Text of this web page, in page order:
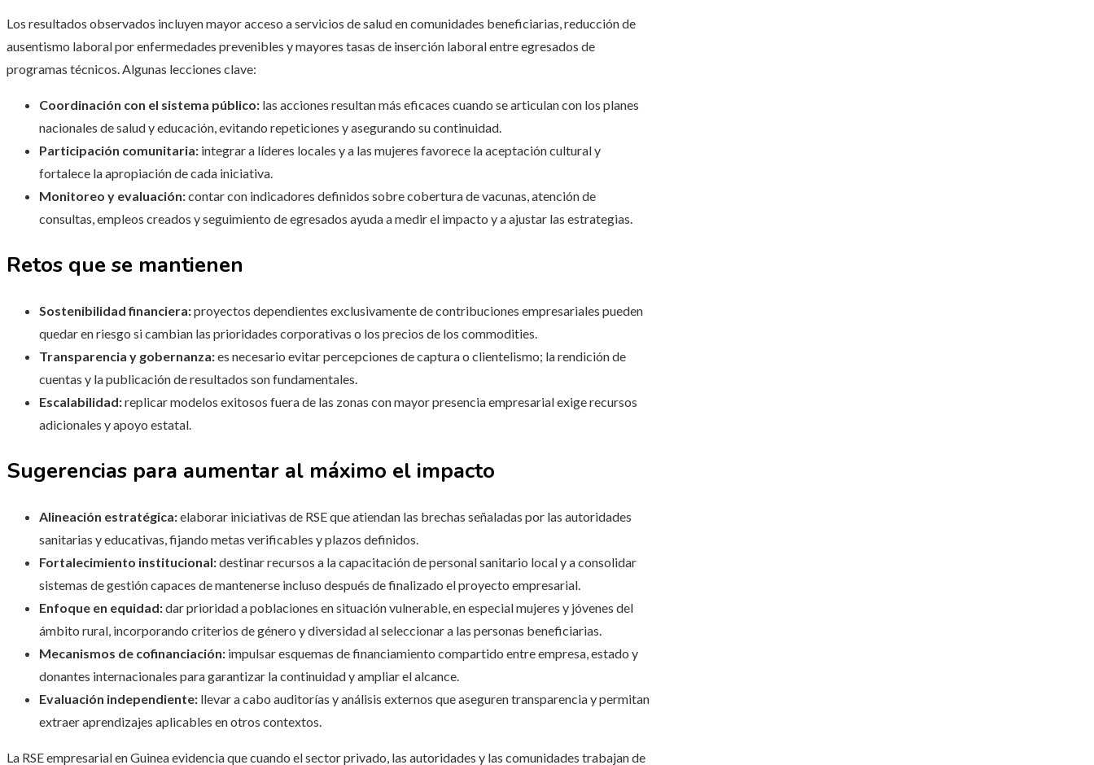
Los resultados observados incluyen mayor acceso a servicios de salud en comunidades beneficiarias, reducción de
ausentismo laboral por enfermedades prevenibles y mayores tasas de inserción laboral entre egresados de
programas técnicos. Algunas lecciones clave:
Coordinación con el sistema público: las acciones resultan más eficaces cuando se articulan con los planes
nacionales de salud y educación, evitando repeticiones y asegurando su continuidad.
Participación comunitaria: integrar a líderes locales y a las mujeres favorece la aceptación cultural y
fortalece la apropiación de cada iniciativa.
Monitoreo y evaluación:contar con indicadores definidos sobre cobertura de vacunas, atención de
consultas, empleos creados y seguimiento de egresados ayuda a medir el impacto y a ajustar las estrategias.
Retos que se mantienen
Sostenibilidad financiera:proyectos dependientes exclusivamente de contribuciones empresariales pueden
quedar en riesgo si cambian las prioridades corporativas o los precios de los commodities.
Transparencia y gobernanza:es necesario evitar percepciones de captura o clientelismo; la rendición de
cuentas y la publicación de resultados son fundamentales.
Escalabilidad:replicar modelos exitosos fuera de las zonas con mayor presencia empresarial exige recursos
adicionales y apoyo estatal.
Sugerencias para aumentar al máximo el impacto
Alineación estratégica:elaborar iniciativas de RSE que atiendan las brechas señaladas por las autoridades
sanitarias y educativas, fijando metas verificables y plazos definidos.
Fortalecimiento institucional:destinar recursos a la capacitación de personal sanitario local y a consolidar
sistemas de gestión capaces de mantenerse incluso después de finalizado el proyecto empresarial.
Enfoque en equidad:dar prioridad a poblaciones en situación vulnerable, en especial mujeres y jóvenes del
ámbito rural, incorporando criterios de género y diversidad al seleccionar a las personas beneficiarias.
Mecanismos de cofinanciación: impulsar esquemas de financiamiento compartido entre empresa, estado y
donantes internacionales para garantizar la continuidad y ampliar el alcance.
Evaluación independiente: llevar a cabo auditorías y análisis externos que aseguren transparencia y permitan
extraer aprendizajes aplicables en otros contextos.
La RSE empresarial en Guinea evidencia que cuando el sector privado, las autoridades y las comunidades trabajan de